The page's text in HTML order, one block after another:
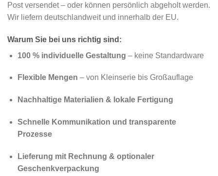
Post versendet – oder können persönlich abgeholt werden.
Wir liefern deutschlandweit und innerhalb der EU.
Warum Sie bei uns richtig sind:
100 % individuelle Gestaltung – keine Standardware
Flexible Mengen – von Kleinserie bis Großauflage
Nachhaltige Materialien & lokale Fertigung
Schnelle Kommunikation und transparente
Prozesse
Lieferung mit Rechnung & optionaler
Geschenkverpackung